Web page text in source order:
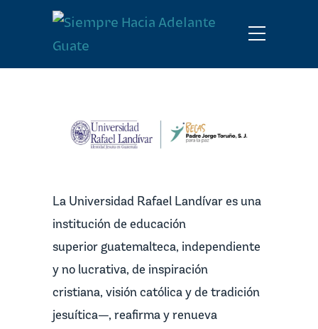
La Universidad Rafael Landívar es una
institución de educación
superior guatemalteca, independiente
y no lucrativa, de inspiración
cristiana, visión católica y de tradición
jesuítica—, reafirma y renueva